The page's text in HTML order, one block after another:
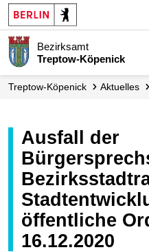
Bezirksamt
Treptow-Köpenick
Treptow-Köpenick Aktuelles
Ausfall der
öffentliche
16.12.2020